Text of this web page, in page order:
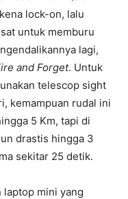
lock-on, lalu
untuk memburu
lagi,
and Forget. Untuk
telescop sight
kemampuan rudal ini
5 Km, tapi di
drastis hingga 3
sekitar 25 detik.
laptop mini yang